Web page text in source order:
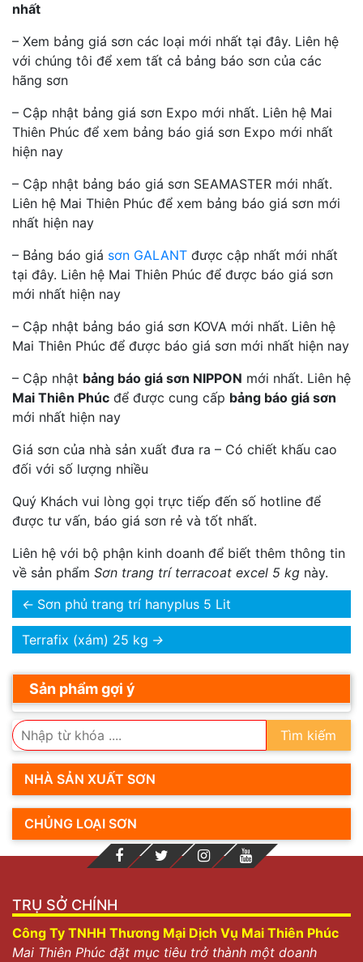
nhất
– Xem bảng giá sơn các loại mới nhất tại đây. Liên hệ
với chúng tôi để xem tất cả bảng báo sơn của các
hãng sơn
– Cập nhật bảng giá sơn Expo mới nhất. Liên hệ Mai
Thiên Phúc để xem bảng báo giá sơn Expo mới nhất
hiện nay
– Cập nhật bảng báo giá sơn SEAMASTER mới nhất.
Liên hệ Mai Thiên Phúc để xem bảng báo giá sơn mới
nhất hiện nay
– Bảng báo giá sơn GALANT được cập nhất mới nhất
tại đây. Liên hệ Mai Thiên Phúc để được báo giá sơn
mới nhất hiện nay
– Cập nhật bảng báo giá sơn KOVA mới nhất. Liên hệ
Mai Thiên Phúc để được báo giá sơn mới nhất hiện nay
– Cập nhật bảng báo giá sơn NIPPON mới nhất. Liên hệ
Mai Thiên Phúc để được cung cấp bảng báo giá sơn
mới nhất hiện nay
Giá sơn của nhà sản xuất đưa ra – Có chiết khấu cao
đối với số lượng nhiều
Quý Khách vui lòng gọi trực tiếp đến số hotline để
được tư vấn, báo giá sơn rẻ và tốt nhất.
Liên hệ với bộ phận kinh doanh để biết thêm thông tin
về sản phẩm Sơn trang trí terracoat excel 5 kg này.
← Sơn phủ trang trí hanyplus 5 Lit
Terrafix (xám) 25 kg →
Sản phẩm gợi ý
Tìm kiếm
NHÀ SẢN XUẤT SƠN
CHỦNG LOẠI SƠN
TRỤ SỞ CHÍNH
Công Ty TNHH Thương Mại Dịch Vụ Mai Thiên Phúc
Mai Thiên Phúc đặt mục tiêu trở thành một doanh